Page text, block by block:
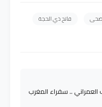
فاتح ذي الحجة
.. سفراء المغرب